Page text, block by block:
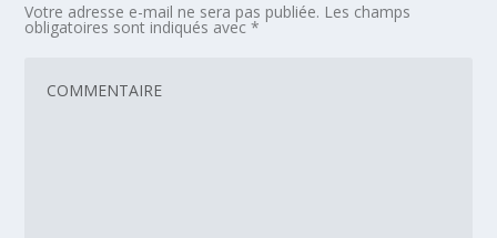
Votre adresse e-mail ne sera pas publiée. Les champs
obligatoires sont indiqués avec*